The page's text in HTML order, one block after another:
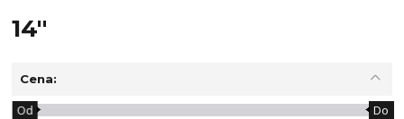
14"
Cena:
Od Do